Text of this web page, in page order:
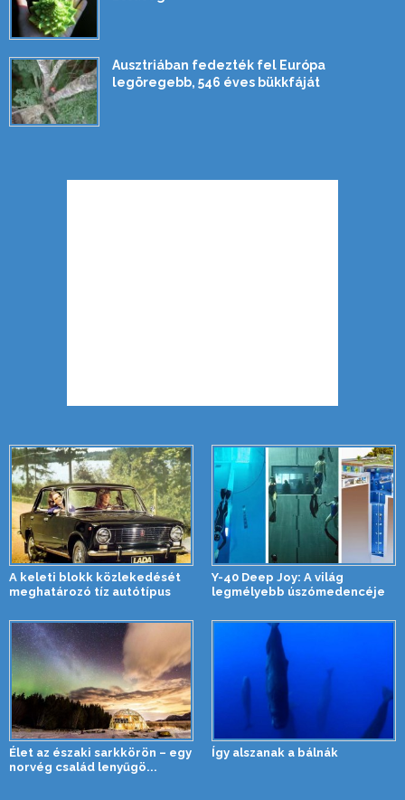
Ausztriában fedezték fel Európa
legöregebb, 546 éves bükkfáját
A keleti blokk közlekedését
meghatározó tíz autótípus
Y-40 Deep Joy: A világ
legmélyebb úszómedencéje
Élet az északi sarkkörön – egy
norvég család lenyűgö...
Így alszanak a bálnák